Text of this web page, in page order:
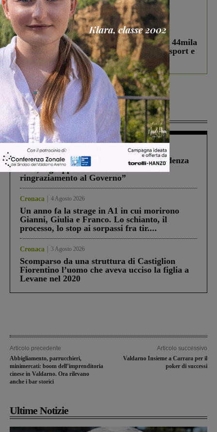
In vetrina 3 Agosto 2026
Estra Notizie agosto: Smart Cities, oltre 44mila
studenti coinvolti, torna il bando per lo sport e
debutta il podcast Estrair
Più lette
Figline Incisa Valdarno 1 Agosto 2026
Piscina di Figline finanziata oltre la scadenza
Pnrr, il gruppo di Fratelli d’Italia: “Un
ringraziamento al Governo”
Cronaca 4 Agosto 2026
Un anno fa la strage in A1 in cui morirono
Gianni, Giulia e Franco. Lo schianto, il
processo, lo stop ai sorpassi fra tir....
Cronaca 3 Agosto 2026
Scomparso da una struttura di Castiglion
Fiorentino l’uomo che aveva ucciso la figlia a
Levane nel 2020
Articolo precedente
Abbigliamento, parrucchieri,
minimercati: boom dell’imprenditoria
cinese in Valdarno. Ora rilevano
anche i bar storici
Articolo successivo
Valdarno Insieme a Carrara per il
poker di successi
Ultime Notizie